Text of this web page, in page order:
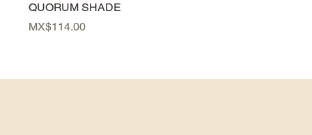
QUORUM SHADE
Price
MX$114.00